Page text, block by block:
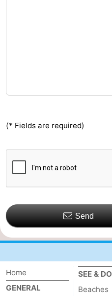
(* Fields are required)
Send
Home
GENERAL
SEE & DO
Beaches